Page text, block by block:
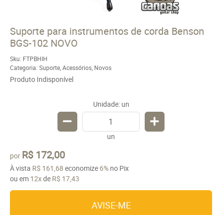
Suporte para instrumentos de corda Benson
BGS-102 NOVO
Sku: FTPBHIH
Categoria: Suporte Acessórios Novos
Produto Indisponível
Unidade: un
un
por R$ 172,00
À vista R$ 161,68 economize 6% no Pix
ou em 12xde R$ 17,43
AVISE-ME